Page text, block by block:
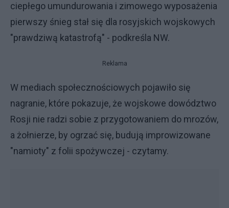
ciepłego umundurowania i zimowego wyposażenia
pierwszy śnieg stał się dla rosyjskich wojskowych
"prawdziwą katastrofą" - podkreśla NW.
Reklama
W mediach społecznościowych pojawiło się
nagranie, które pokazuje, że wojskowe dowództwo
Rosji nie radzi sobie z przygotowaniem do mrozów,
a żołnierze, by ogrzać się, budują improwizowane
"namioty" z folii spożywczej - czytamy.